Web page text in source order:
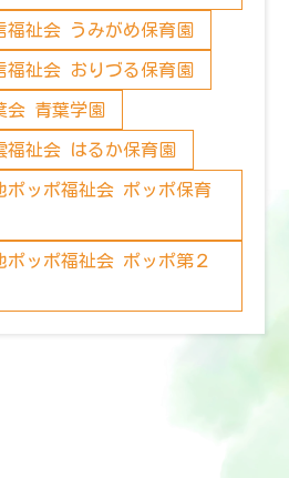
福祉会 うみがめ保育園
福祉会 おりづる保育園
会 青葉学園
福祉会 はるか保育園
ポッポ福祉会 ポッポ保育
ッポ福祉会 ポッポ第２